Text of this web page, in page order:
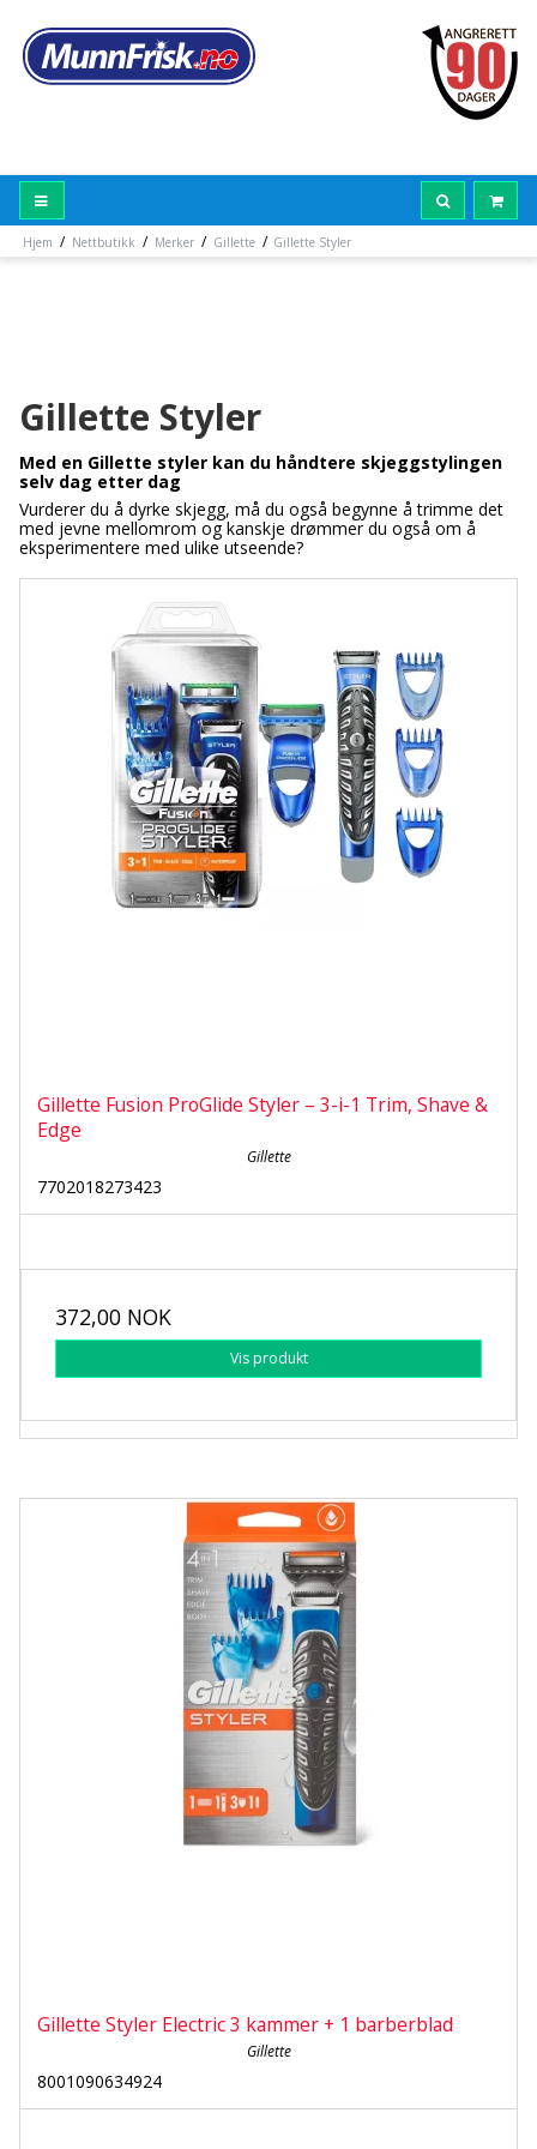
Hjem / Nettbutikk / Merker / Gillette / Gillette Styler
Gillette Styler
Med en Gillette styler kan du håndtere skjeggstylingen
selv dag etter dag
Vurderer du å dyrke skjegg, må du også begynne å trimme det
med jevne mellomrom og kanskje drømmer du også om å
eksperimentere med ulike utseende?
Gillette Fusion ProGlide Styler – 3-i-1 Trim, Shave &
Edge
Gillette
7702018273423
372,00 NOK
Vis produkt
Gillette Styler Electric 3 kammer + 1 barberblad
Gillette
8001090634924